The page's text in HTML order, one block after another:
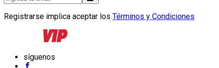
Registrarse implica aceptar los Términos y Condiciones
síguenos